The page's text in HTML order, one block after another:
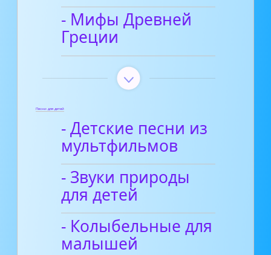
- Мифы Древней
Греции
Песни для детей
- Детские песни из
мультфильмов
- Звуки природы
для детей
- Колыбельные для
малышей